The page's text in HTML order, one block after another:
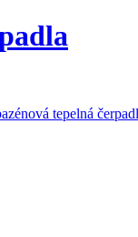
tepelná